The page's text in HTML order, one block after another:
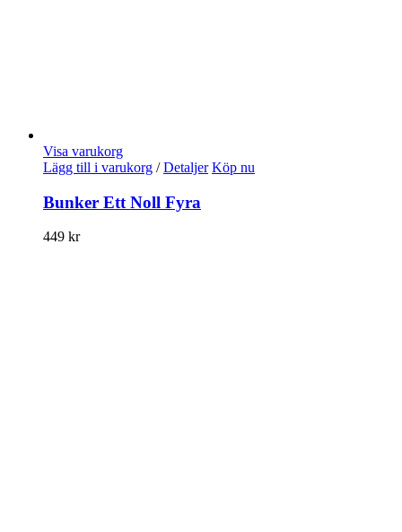
Visa varukorg
Lägg till i varukorg / Detaljer Köp nu
Bunker Ett Noll Fyra
449 kr